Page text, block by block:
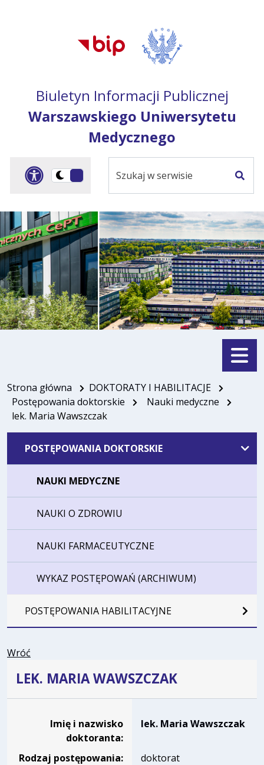
głównego menu
serwisu
Biuletyn Informacji Publicznej
Warszawskiego Uniwersytetu
Medycznego
Panel dostosowania
Przełącz
ciemną
serwisie
Menu
Strona główna
DOKTORATY I HABILITACJE
Postępowania doktorskie
Nauki medyczne
lek. Maria Wawszczak
POSTĘPOWANIA DOKTORSKIE
NAUKI MEDYCZNE
NAUKI O ZDROWIU
NAUKI FARMACEUTYCZNE
WYKAZ POSTĘPOWAŃ (ARCHIWUM)
POSTĘPOWANIA HABILITACYJNE
Wróć
LEK. MARIA WAWSZCZAK
Imię i nazwisko
doktoranta:
lek. Maria Wawszczak
Rodzaj postępowania:
doktorat